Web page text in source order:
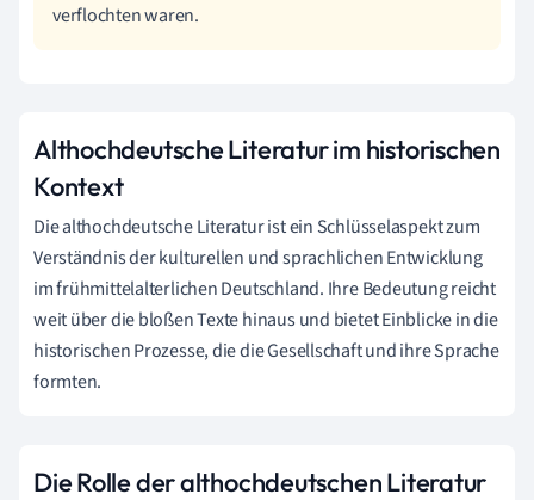
verflochten waren.
Althochdeutsche Literatur im historischen
Kontext
Die althochdeutsche Literatur ist ein Schlüsselaspekt zum
Verständnis der kulturellen und sprachlichen Entwicklung
im frühmittelalterlichen Deutschland. Ihre Bedeutung reicht
weit über die bloßen Texte hinaus und bietet Einblicke in die
historischen Prozesse, die die Gesellschaft und ihre Sprache
formten.
Die Rolle der althochdeutschen Literatur